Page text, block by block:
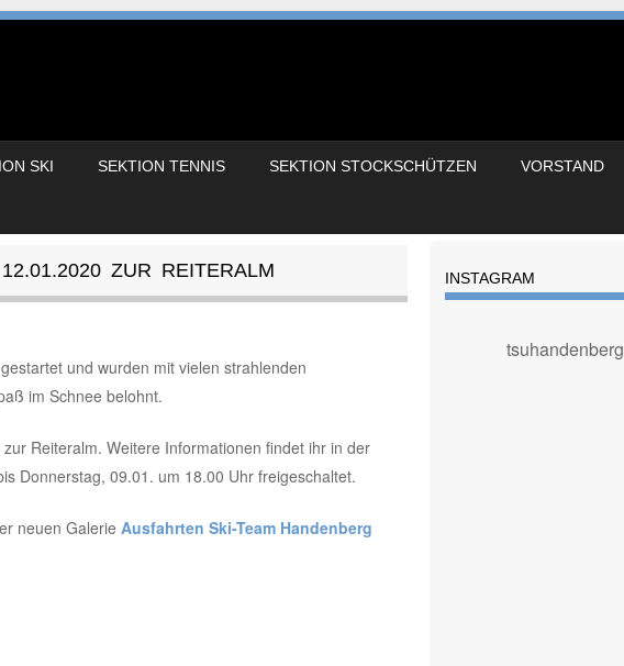
SKI SEKTION TENNIS SEKTION STOCKSCHÜTZEN VORSTAND
ZUR REITERALM
und wurden mit vielen strahlenden
im Schnee belohnt.
Reiteralm. Weitere Informationen findet ihr in der
Donnerstag, 09.01. um 18.00 Uhr freigeschaltet.
neuen Galerie Ausfahrten Ski-Team Handenberg
INSTAGRAM
tsuhandenberg